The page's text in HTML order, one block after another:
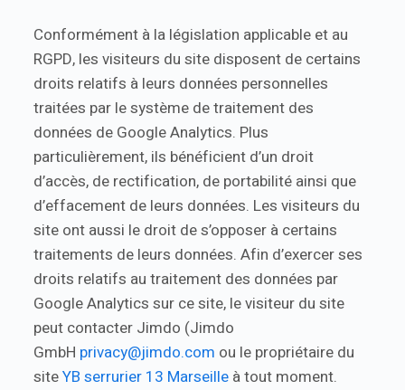
Conformément à la législation applicable et au
RGPD, les visiteurs du site disposent de certains
droits relatifs à leurs données personnelles
traitées par le système de traitement des
données de Google Analytics. Plus
particulièrement, ils bénéficient d’un droit
d’accès, de rectification, de portabilité ainsi que
d’effacement de leurs données. Les visiteurs du
site ont aussi le droit de s’opposer à certains
traitements de leurs données. Afin d’exercer ses
droits relatifs au traitement des données par
Google Analytics sur ce site, le visiteur du site
peut contacter Jimdo (Jimdo
GmbH privacy@jimdo.com ou le propriétaire du
siteYB serrurier 13 Marseilleà tout moment.